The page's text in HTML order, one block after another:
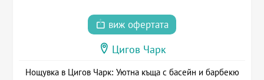
виж офертата
Цигов Чарк
Нощувка в Цигов Чарк: Уютна къща с басейн и барбекю